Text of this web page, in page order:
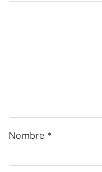
Nombre *